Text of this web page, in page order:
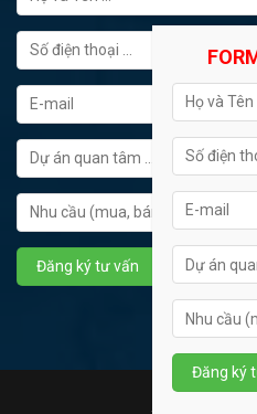
Hotline tư vấn: